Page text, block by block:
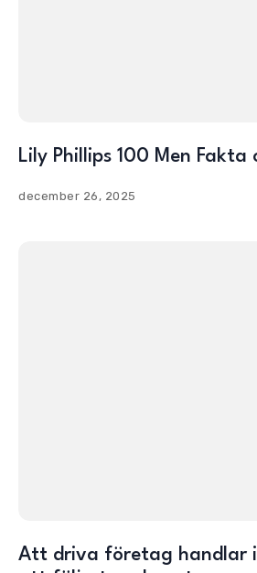
Lily Phillips 100 Men Fakta
december 26, 2025
Att driva företag handlar